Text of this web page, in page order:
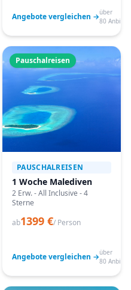
Angebote vergleichen →über
80
Pauschalreisen
PAUSCHALREISEN
1 Woche Malediven
2 Erw. - All Inclusive - 4
Sterne
ab1399 €/ Person
Angebote vergleichen →über
80